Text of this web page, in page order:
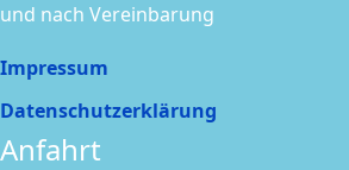
und nach Vereinbarung
Impressum
Datenschutzerklärung
Anfahrt